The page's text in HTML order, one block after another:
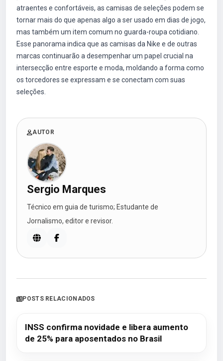
atraentes e confortáveis, as camisas de seleções podem se
tornar mais do que apenas algo a ser usado em dias de jogo,
mas também um item comum no guarda-roupa cotidiano.
Esse panorama indica que as camisas da Nike e de outras
marcas continuarão a desempenhar um papel crucial na
intersecção entre esporte e moda, moldando a forma como
os torcedores se expressam e se conectam com suas
seleções.
AUTOR
Sergio Marques
Técnico em guia de turismo; Estudante de
Jornalismo, editor e revisor.
POSTS RELACIONADOS
INSS confirma novidade e libera aumento
de 25% para aposentados no Brasil